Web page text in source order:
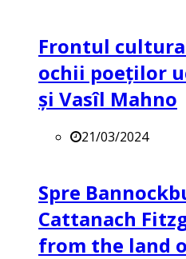
Frontul
ochii poeților
și Vasîl Mahno
21/03/2024
Spre
Cattanach
from the land